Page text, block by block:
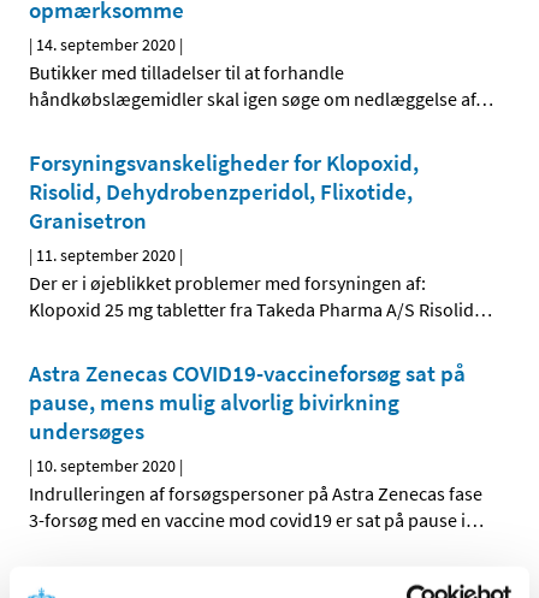
opmærksomme
| 14. september 2020 |
Butikker med tilladelser til at forhandle
håndkøbslægemidler skal igen søge om nedlæggelse af…
Forsyningsvanskeligheder for Klopoxid,
Risolid, Dehydrobenzperidol, Flixotide,
Granisetron
| 11. september 2020 |
Der er i øjeblikket problemer med forsyningen af:
Klopoxid 25 mg tabletter fra Takeda Pharma A/S Risolid…
Astra Zenecas COVID19-vaccineforsøg sat på
pause, mens mulig alvorlig bivirkning
undersøges
| 10. september 2020 |
Indrulleringen af forsøgspersoner på Astra Zenecas fase
3-forsøg med en vaccine mod covid19 er sat på pause i…
Forsyningsvanskeligheder for Abstral og